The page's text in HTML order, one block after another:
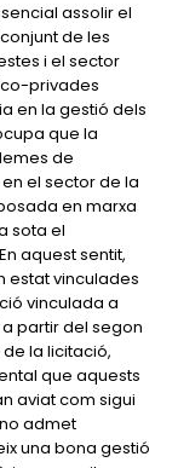
assolir el
de les
i el sector
privades
en la gestió dels
que la
de
el sector de la
en marxa
sota el
aquest sentit,
estat vinculades
vinculada a
partir del segon
de la licitació,
que aquests
aviat com sigui
admet
una bona gestió